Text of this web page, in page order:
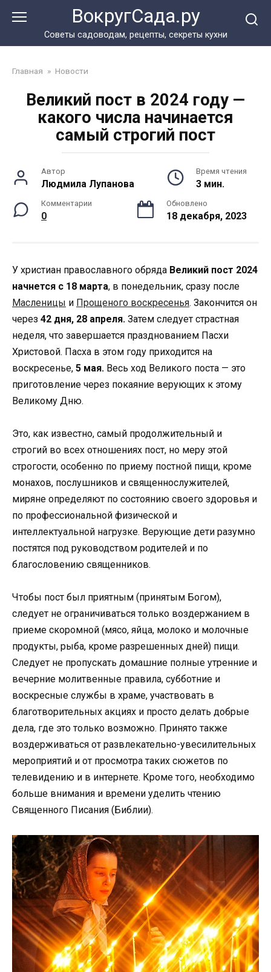
ВокругСада.ру
Советы садоводам, рецепты, секреты кухни
Главная » Новости
Великий пост в 2024 году —
какого числа начинается
самый строгий пост
Автор
Людмила Лупанова
Время чтения
3 мин.
Комментарии
0
Обновлено
18 декабря, 2023
У христиан православного обряда Великий пост 2024
начнется с 18 марта, в понедельник, сразу после
Масленицы и Прощеного воскресенья. Закончится он
через 42 дня, 28 апреля. Затем следует страстная
неделя, что завершается празднованием Пасхи
Христовой. Пасха в этом году приходится на
воскресенье, 5 мая. Весь ход Великого поста — это
приготовление через покаяние верующих к этому
Великому Дню.
Это, как известно, самый продолжительный и
строгий во всех отношениях пост, но меру этой
строгости, особенно по приему постной пищи, кроме
монахов, послушников и священнослужителей,
миряне определяют по состоянию своего здоровья и
по профессиональной физической и
интеллектуальной нагрузке. Верующие дети разумно
постятся под руководством родителей и по
благословению священников.
Чтобы пост был приятным (принятым Богом),
следует не ограничиваться только воздержанием в
приеме скоромной (мясо, яйца, молоко и молочные
продукты, рыба, кроме разрешенных дней) пищи.
Следует не пропускать домашние полные утренние и
вечерние молитвенные правила, субботние и
воскресные службы в храме, участвовать в
благотворительных акциях и просто делать добрые
дела, где это только возможно. Принято также
воздерживаться от развлекательно-увесилительных
мероприятий и от просмотра таких сюжетов по
телевидению и в интернете. Кроме того, необходимо
больше внимания и времени уделить чтению
Священного Писания (Библии).